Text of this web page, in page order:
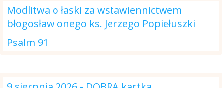
Modlitwa o łaski za wstawiennictwem
błogosławionego ks. Jerzego Popiełuszki
Psalm 91